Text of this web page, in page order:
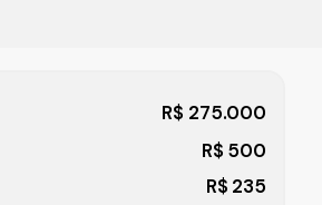
R$ 275.000
R$ 500
R$ 235